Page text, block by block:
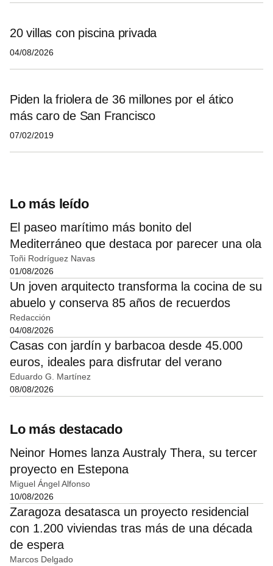
20 villas con piscina privada
04/08/2026
Piden la friolera de 36 millones por el ático
más caro de San Francisco
07/02/2019
Lo más leído
El paseo marítimo más bonito del
Mediterráneo que destaca por parecer una ola
Toñi Rodríguez Navas
01/08/2026
Un joven arquitecto transforma la cocina de su
abuelo y conserva 85 años de recuerdos
Redacción
04/08/2026
Casas con jardín y barbacoa desde 45.000
euros, ideales para disfrutar del verano
Eduardo G. Martínez
08/08/2026
Lo más destacado
Neinor Homes lanza Australy Thera, su tercer
proyecto en Estepona
Miguel Ángel Alfonso
10/08/2026
Zaragoza desatasca un proyecto residencial
con 1.200 viviendas tras más de una década
de espera
Marcos Delgado